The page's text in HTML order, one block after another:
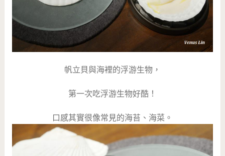
帆立貝與海裡的浮游生物，
第一次吃浮游生物好酷！
口感其實很像常見的海苔、海菜。